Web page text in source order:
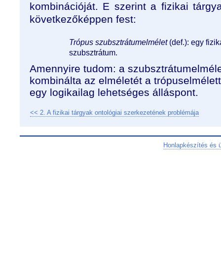
kombinációját. E szerint a fizikai
következőképpen fest:
Trópus szubsztrátumelmélet(def.): egy
szubsztrátum.
Amennyire tudom: a
kombinálta az elméletét a
egy logikailag lehetséges álláspont.
<< 2. A fizikai tárgyak ontológiai szerkezetének problémája
Honlapkészítés és